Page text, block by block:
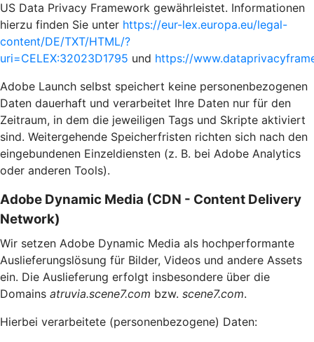
US Data Privacy Framework gewährleistet. Informationen
hierzu finden Sie unter https://eur-lex.europa.eu/legal-
content/DE/TXT/HTML/?
uri=CELEX:32023D1795 und https://
Adobe Launch selbst speichert keine personenbezogenen
Daten dauerhaft und verarbeitet Ihre Daten nur für den
Zeitraum, in dem die jeweiligen Tags und Skripte aktiviert
sind. Weitergehende Speicherfristen richten sich nach den
eingebundenen Einzeldiensten (z. B. bei Adobe Analytics
oder anderen Tools).
Adobe Dynamic Media (CDN - Content Delivery
Network)
Wir setzen Adobe Dynamic Media als hochperformante
Auslieferungslösung für Bilder, Videos und andere Assets
ein. Die Auslieferung erfolgt insbesondere über die
Domains atruvia.scene7.com bzw. scene7.com.
Hierbei verarbeitete (personenbezogene) Daten: